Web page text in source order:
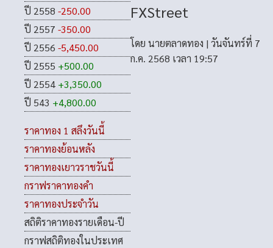
ปี 2558 -250.00
ปี 2557 -350.00
ปี 2556 -5,450.00
ปี 2555 +500.00
ปี 2554 +3,350.00
ปี 543 +4,800.00
ราคาทอง 1 สลึงวันนี้
ราคาทองย้อนหลัง
ราคาทองเยาวราชวันนี้
กราฟราคาทองคำ
ราคาทองประจำวัน
สถิติราคาทองรายเดือน-ปี
กราฟสถิติทองในประเทศ
FXStreet
โดย นายตลาดทอง | วันจันทร์ที่ 7
ก.ค. 2568 เวลา 19:57